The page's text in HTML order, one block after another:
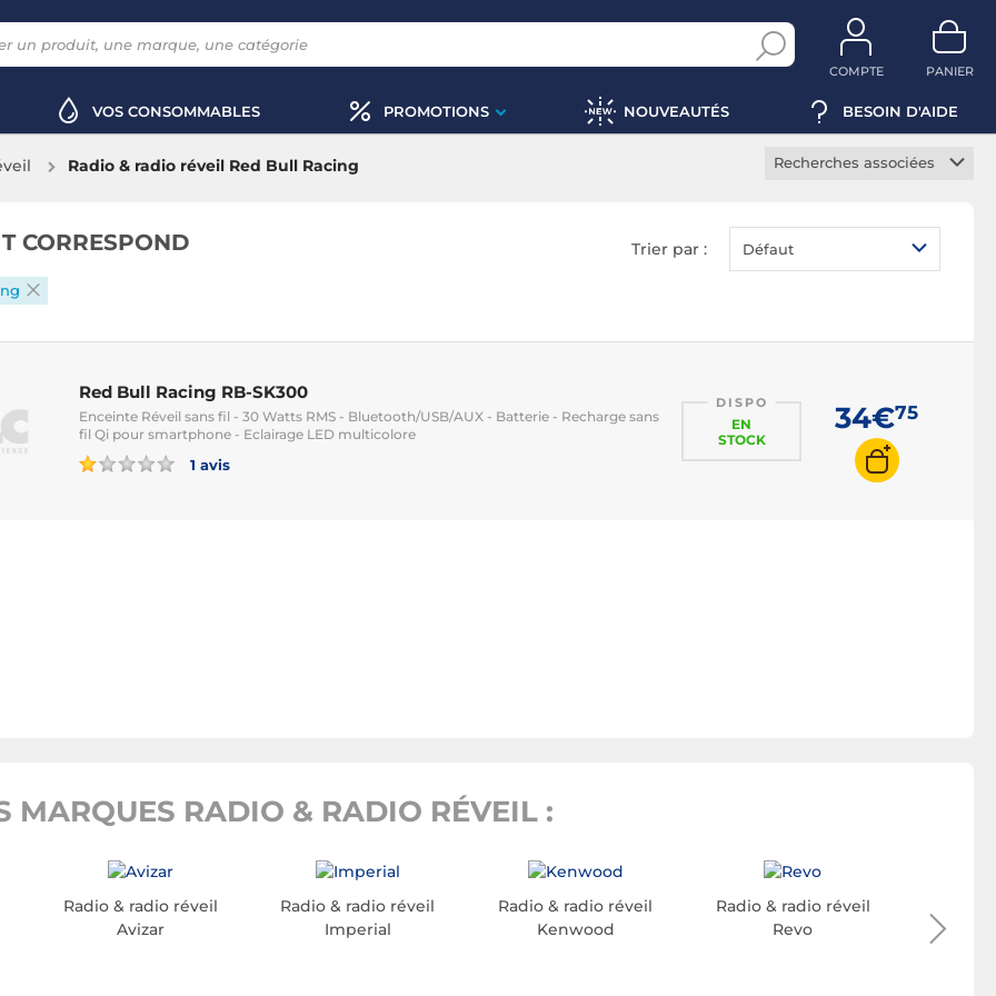
COMPTE PANIER
VOS CONSOMMABLES PROMOTIONS NOUVEAUTÉS BESOIN D'AIDE
Radio & radio réveil Red Bull Racing
Recherches associées
Radio réveil bluetooth
Radio réveil lecteur CD
CORRESPOND Trier par : Défaut
Red Bull Racing RB-SK300
Enceinte Réveil sans fil - 30 Watts RMS - Bluetooth/USB/AUX - Batterie - Recharge sans
fil Qi pour smartphone - Eclairage LED multicolore
1 avis
DISPO
EN
STOCK
34€75
MARQUES RADIO & RADIO RÉVEIL :
Radio & radio réveil
Avizar
Radio & radio réveil
Imperial
Radio & radio réveil
Kenwood
Radio & radio réveil
Revo